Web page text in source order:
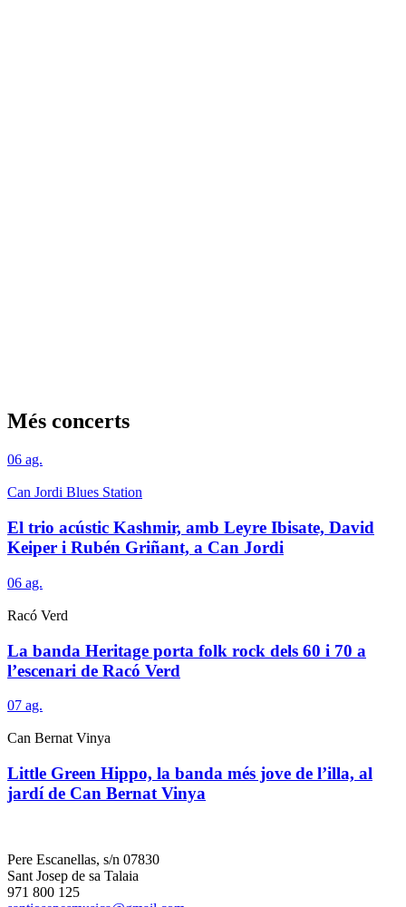
Més concerts
06 ag.
Can Jordi Blues Station
El trio acústic Kashmir, amb Leyre Ibisate, David
Keiper i Rubén Griñant, a Can Jordi
06 ag.
Racó Verd
La banda Heritage porta folk rock dels 60 i 70 a
l’escenari de Racó Verd
07 ag.
Can Bernat Vinya
Little Green Hippo, la banda més jove de l’illa, al
jardí de Can Bernat Vinya
Pere Escanellas, s/n 07830
Sant Josep de sa Talaia
971 800 125